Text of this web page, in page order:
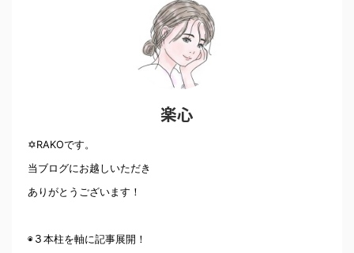
楽心
✡RAKOです。
当ブログにお越しいただき
ありがとうございます！
◉３本柱を軸に記事展開！